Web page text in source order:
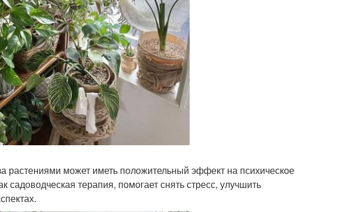
растениями может иметь положительный эффект на психическое
садоводческая терапия, помогает снять стресс, улучшить